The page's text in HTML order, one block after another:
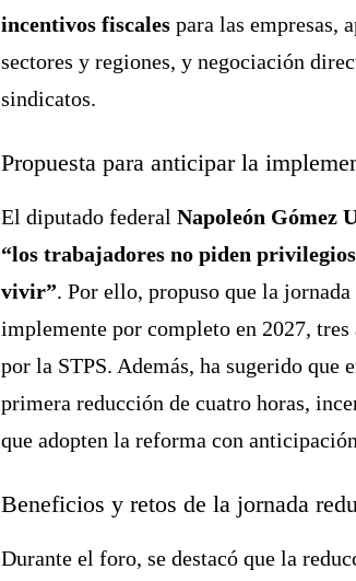
incentivos fiscales para las empresas,
sectores y regiones, y negociación
sindicatos.
Propuesta para anticipar la
El diputado federalNapoleón Gómez
“los trabajadores no piden
vivir”. Por ello, propuso que la jornada
implemente por completo en 2027, tres
por la STPS. Además, ha sugerido que
primera reducción de cuatro horas,
que adopten la reforma con
Beneficios y retos de la jornada
Durante el foro, se destacó que la